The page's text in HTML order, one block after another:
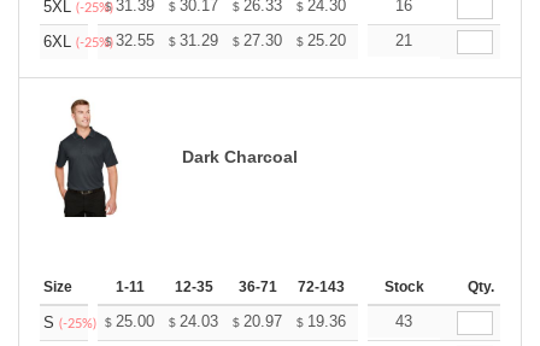
5XL (-25%)
$31.39 $ 30.17 $ 26.33 $ 24.30 23.08
16
6XL (-25%)
$32.55 $ 31.29 $ 27.30 $ 25.20 23.94
21
Dark Charcoal
Size 1-11 12-35 36-71 72-143 144-287 288 + More
Stock Qty.
S (-25%) $ 25.00 $ 24.03 $ 20.97 $ 19.36 18.39
43